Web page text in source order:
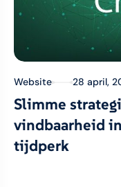
Website 28 april,
Slimme
vindbaarheid
tijdperk